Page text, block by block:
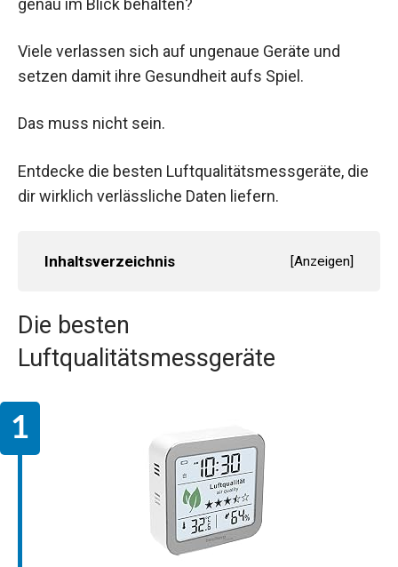
genau im Blick behalten?
Viele verlassen sich auf ungenaue Geräte und
setzen damit ihre Gesundheit aufs Spiel.
Das muss nicht sein.
Entdecke die besten Luftqualitätsmessgeräte, die
dir wirklich verlässliche Daten liefern.
Inhaltsverzeichnis [Anzeigen]
Die besten
Luftqualitätsmessgeräte